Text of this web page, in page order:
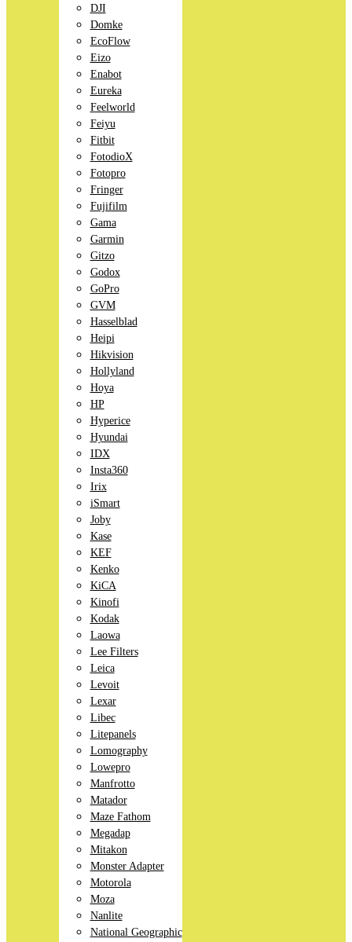
DJI
Domke
EcoFlow
Eizo
Enabot
Eureka
Feelworld
Feiyu
Fitbit
FotodioX
Fotopro
Fringer
Fujifilm
Gama
Garmin
Gitzo
Godox
GoPro
GVM
Hasselblad
Heipi
Hikvision
Hollyland
Hoya
HP
Hyperice
Hyundai
IDX
Insta360
Irix
iSmart
Joby
Kase
KEF
Kenko
KiCA
Kinofi
Kodak
Laowa
Lee Filters
Leica
Levoit
Lexar
Libec
Litepanels
Lomography
Lowepro
Manfrotto
Matador
Maze Fathom
Megadap
Mitakon
Monster Adapter
Motorola
Moza
Nanlite
National Geographic